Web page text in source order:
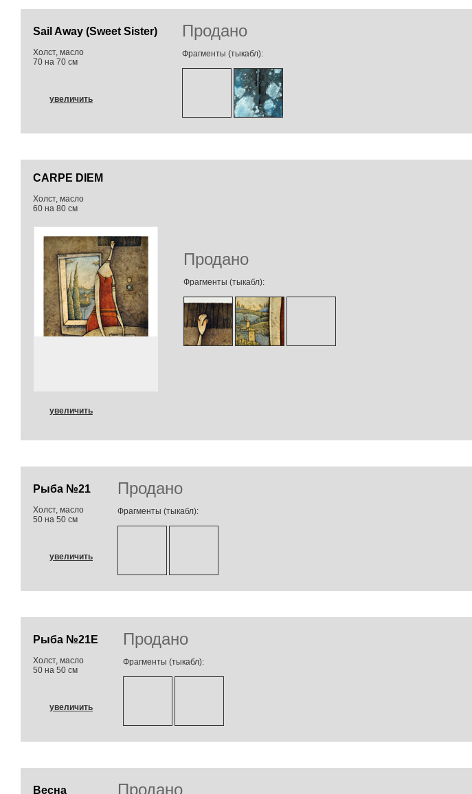
Sail Away (Sweet Sister)
Холст, масло
70 на 70 см
увеличить
Продано
Фрагменты (тыкабл):
CARPE DIEM
Холст, масло
60 на 80 см
увеличить
Продано
Фрагменты (тыкабл):
Рыба №21
Холст, масло
50 на 50 см
увеличить
Продано
Фрагменты (тыкабл):
Рыба №21Е
Холст, масло
50 на 50 см
увеличить
Продано
Фрагменты (тыкабл):
Весна Продано